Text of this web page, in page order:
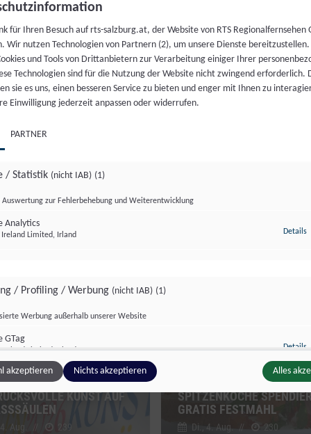
DIE REFORM?
Aug.. 2026 // 368
VIELFALT DES
„RAD AM SALZBURG
Di., 4. Aug.. 2026 // 282
EIN HINGUCKER:
KUNST AUF
Aug. 239
FESTMAHL FÜR
SPITZENKÖCHE
GRATIS FESTMAHL
Di., 4. Aug. // 230
für Ihren Besuch auf rts-salzburg.at, der Website von RTS Regionalfernsehen
Wir nutzen Technologien von Partnern (2), um unsere Dienste bereitzustellen.
und Tools von Drittanbietern zur Verarbeitung einiger Ihrer
Technologien sind für die Nutzung der Website nicht zwingend erforderlich.
sie es uns, einen besseren Service zu bieten und enger mit Ihnen zu
Einwilligung jederzeit anpassen oder widerrufen.
PARTNER
/ Statistik (nicht IAB) (1)
Auswertung zur Fehlerbehebung und Weiterentwicklung
Analytics
Ireland Limited, Irland Details
/ Profiling / Werbung (nicht IAB) (1)
Werbung außerhalb unserer Website
GTag
Ireland Limited, Irland Details
Inhalte (nicht IAB)
zusätzlicher Informationen
akzeptieren Nichts akzeptieren Alles